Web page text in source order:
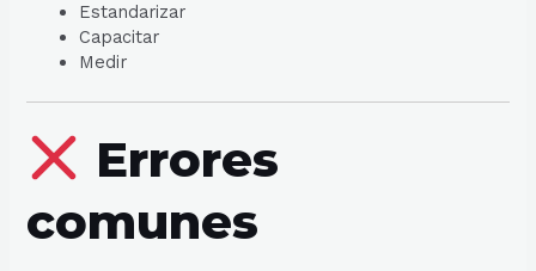
Estandarizar
Capacitar
Medir
Errores
comunes